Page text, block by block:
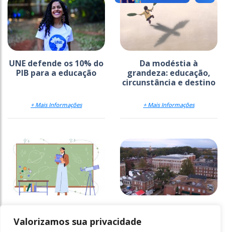
Valorizamos sua privacidade
UNE defende os 10% do
PIB para a educação
+ Mais Informações
Da modéstia à
grandeza: educação,
circunstância e destino
+ Mais Informações
empregabilidade nas
licenciaturas
desmantelam
programas de equidade